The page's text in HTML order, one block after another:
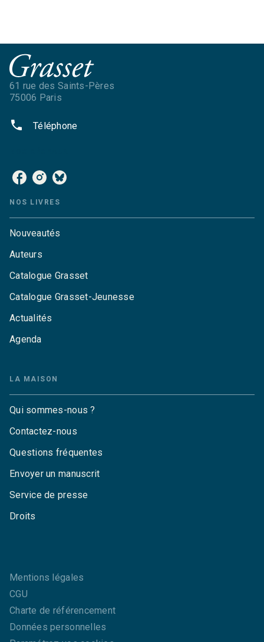
61 rue des Saints-Pères
75006 Paris
phone Téléphone
NOS LIVRES
Nouveautés
Auteurs
Catalogue Grasset
Catalogue Grasset-Jeunesse
Actualités
Agenda
LA MAISON
Qui sommes-nous ?
Contactez-nous
Questions fréquentes
Envoyer un manuscrit
Service de presse
Droits
Mentions légales
CGU
Charte de référencement
Données personnelles